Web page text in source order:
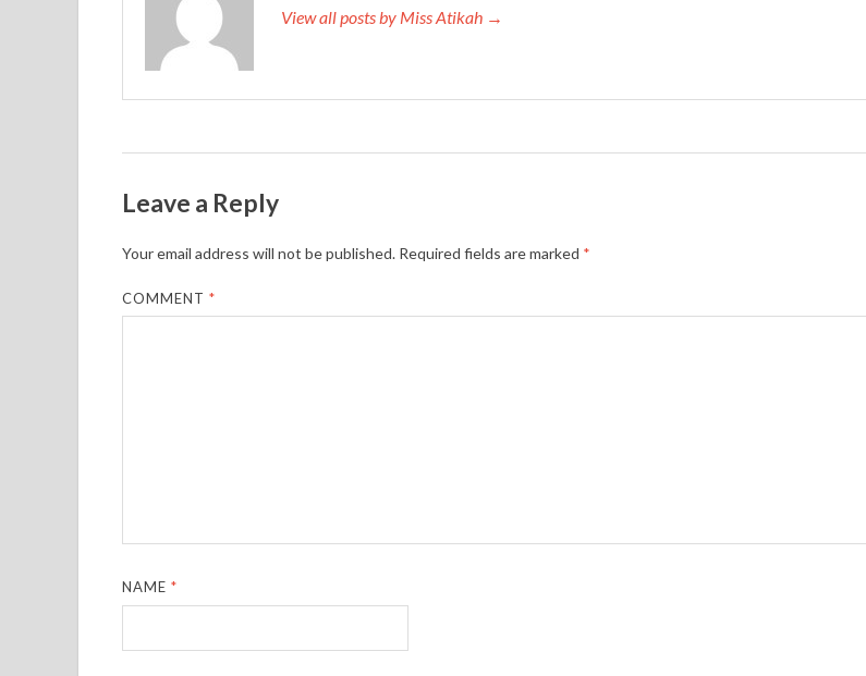
View all posts by Miss Atikah →
Leave a Reply
Your email address will not be published. Required fields are marked *
COMMENT*
NAME*